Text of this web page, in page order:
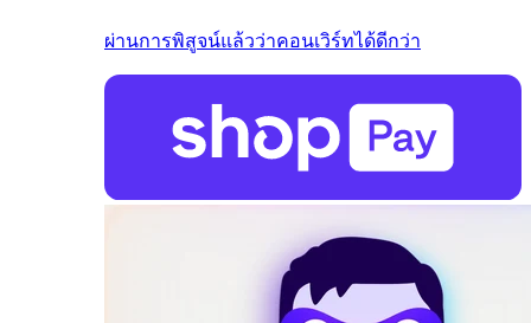
ผ่านการพิสูจน์แล้วว่าคอนเวิร์ทได้ดีกว่า